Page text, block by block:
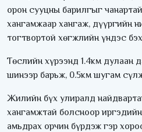
орон сууцны барилгыг
хангамжаар хангаж, дүүргийн
тогтвортой хөгжлийн үндэс
Төслийн хүрээнд 1.4км дулаан
шинээр барьж, 0.5км шугам
Жилийн бүх улиралд
хангамжтай болсноор
амьдрах орчин бүрдэж гэр